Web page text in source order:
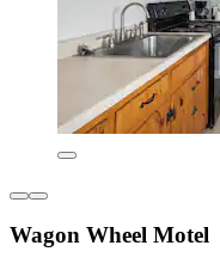
Wagon Wheel Motel